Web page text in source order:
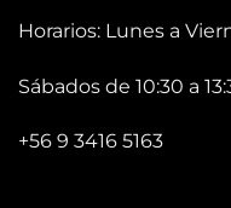
Horarios: Lunes a
Sábados de 10:30 a
+56 9 3416 5163